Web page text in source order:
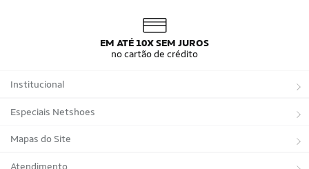
EM ATÉ 10X SEM JUROS
no cartão de crédito
Institucional
Sobre a Netshoes
Política de Privacidade
Programa de Afiliados
Especiais Netshoes
Suplementos
Corrida
Mapas do Site
Marcas
Atendimento